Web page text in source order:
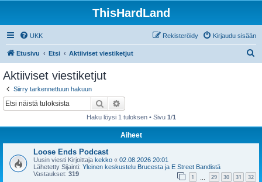
ThisHardLand
UKK Kirjaudu sisään
Rekisteröidy
Etusivu Etsi Aktiiviset viestiketjut
Aktiiviset viestiketjut
Siirry tarkennettuun hakuun
Etsi
Haku löysi 1 tuloksen • Sivu 1/1
Aiheet
Loose Ends Podcast
Uusin viesti Kirjoittaja kekko « 02.08.2026 20:01
Lähetetty Sijainti: Yleinen keskustelu Brucesta ja E Street Bandistä
Vastaukset: 319 1 29 30 31 32